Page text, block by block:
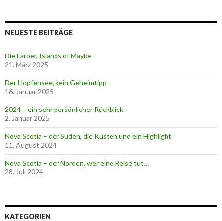
NEUESTE BEITRÄGE
Die Färöer, Islands of Maybe
21. März 2025
Der Hopfensee, kein Geheimtipp
16. Januar 2025
2024 – ein sehr persönlicher Rückblick
2. Januar 2025
Nova Scotia – der Süden, die Küsten und ein Highlight
11. August 2024
Nova Scotia – der Norden, wer eine Reise tut…
28. Juli 2024
KATEGORIEN